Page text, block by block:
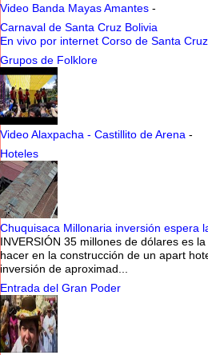
Video Banda Mayas Amantes -
Carnaval de Santa Cruz Bolivia
En vivo por internet Corso de Santa
Grupos de Folklore
Video Alaxpacha - Castillito de Arena -
Hoteles
Chuquisaca Millonaria inversión espera
INVERSIÓN 35 millones de dólares es
hacer en la construcción de un apart
inversión de aproximad...
Entrada del Gran Poder